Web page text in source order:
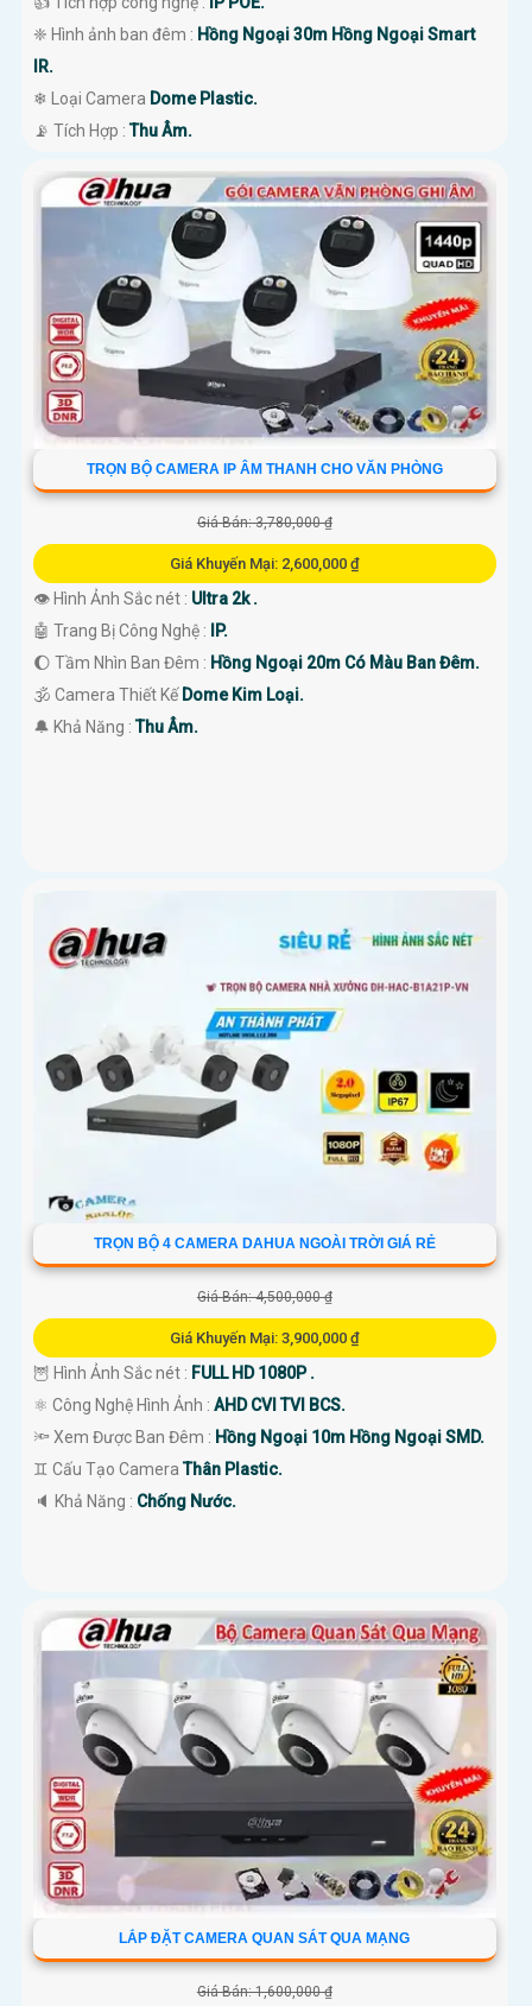
❈ Hình ảnh ban đêm : Hồng Ngoại 30m Hồng Ngoại Smart
IR.
❄ Loại Camera Dome Plastic.
️📡 Tích Hợp :Thu Âm.
TRỌN BỘ CAMERA IP ÂM THANH CHO VĂN PHÒNG
Giá Bán: 3,780,000 ₫
Giá Khuyến Mại: 2,600,000 ₫
👁 Hình Ảnh Sắc nét : Ultra 2k .
🤖️ Trang Bị Công Nghệ : IP.
🌔 Tầm Nhìn Ban Đêm : Hồng Ngoại 20m Có Màu Ban Đêm.
🕉️ Camera Thiết KếDome Kim Loại.
️🔔 Khả Năng :Thu Âm.
TRỌN BỘ 4 CAMERA DAHUA NGOÀI TRỜI GIÁ RẺ
Giá Bán: 4,500,000 ₫
Giá Khuyến Mại: 3,900,000 ₫
🦉 Hình Ảnh Sắc nét : FULL HD 1080P .
⚛️ Công Nghệ Hình Ảnh : AHD CVI TVI BCS.
🔦 Xem Được Ban Đêm : Hồng Ngoại 10m Hồng Ngoại SMD.
♊ Cấu Tạo CameraThân Plastic.
️🔈 Khả Năng : Chống Nước.
LẮP ĐẶT CAMERA QUAN SÁT QUA MẠNG
Giá Bán: 1,600,000 ₫